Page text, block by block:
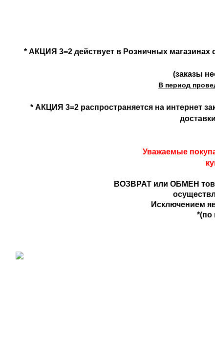
* АКЦИЯ 3=2 действует в Розничных магазинах
(заказы
В период
* АКЦИЯ 3=2 распространяется на интернет
Уважаемые
ВОЗВРАТ или ОБМЕН
Исключением
*(по